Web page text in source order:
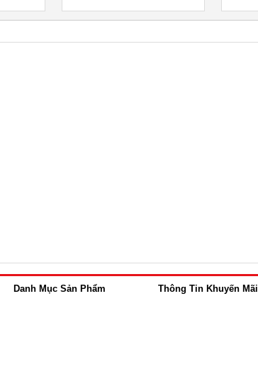
Danh Mục Sản Phẩm Thông Tin Khuyến Mãi